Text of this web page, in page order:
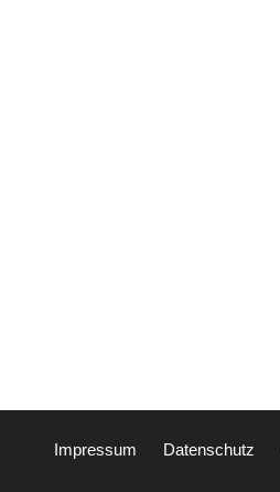
Impressum Datenschutz